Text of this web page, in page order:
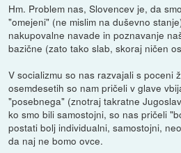
Hm. Problem nas, Slovencev je, da
"omejeni" (ne mislim na duševno
nakupovalne navade in poznavanje
bazične (zato tako slab, skoraj ničen
V socializmu so nas razvajali s poceni
osemdesetih so nam pričeli v glave
"posebnega" (znotraj takratne
ko smo bili samostojni, so nas pričeli
postati bolj individualni, samostojni,
da naj ne bomo ovce.